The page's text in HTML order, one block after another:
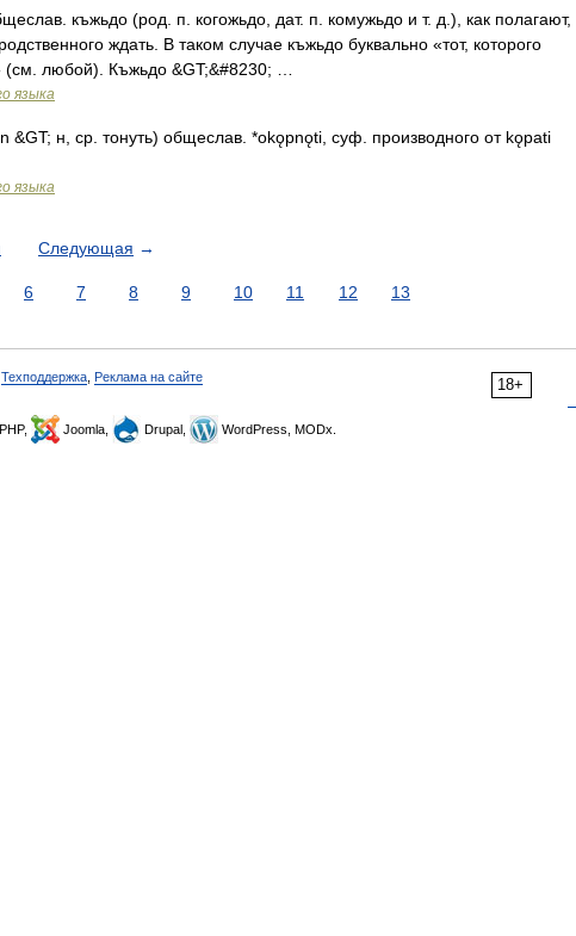
къжьдо (род. п. когожьдо, дат. п. комужьдо и т. д.), как полагают,
ждать. В таком случае къжьдо буквально «тот, которого
(см. любой). Къжьдо &GT;&#8230; …
языка
н, ср. тонуть) общеслав. *okǫpnǫti, суф. производного от kǫpati
языка
Следующая →
6 7 8 9 10 11 12 13
18+
Техподдержка Реклама на сайте
Joomla, Drupal, WordPress, MODx.